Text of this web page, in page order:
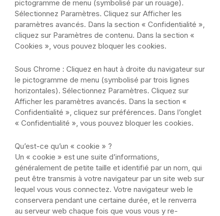
pictogramme de menu (symbolisé par un rouage).
Sélectionnez Paramètres. Cliquez sur Afficher les
paramètres avancés. Dans la section « Confidentialité »,
cliquez sur Paramètres de contenu. Dans la section «
Cookies », vous pouvez bloquer les cookies.
Sous Chrome : Cliquez en haut à droite du navigateur sur
le pictogramme de menu (symbolisé par trois lignes
horizontales). Sélectionnez Paramètres. Cliquez sur
Afficher les paramètres avancés. Dans la section «
Confidentialité », cliquez sur préférences. Dans l’onglet
« Confidentialité », vous pouvez bloquer les cookies.
Qu’est-ce qu’un « cookie » ?
Un « cookie » est une suite d’informations,
généralement de petite taille et identifié par un nom, qui
peut être transmis à votre navigateur par un site web sur
lequel vous vous connectez. Votre navigateur web le
conservera pendant une certaine durée, et le renverra
au serveur web chaque fois que vous vous y re-